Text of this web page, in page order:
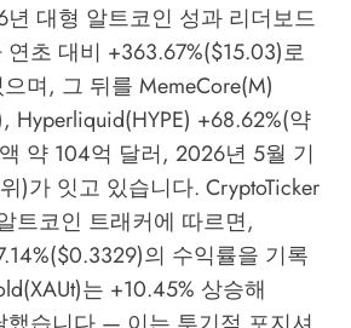
대형 알트코인 성과 리더보드
연초 대비 +363.67%($15.03)로
며, 그 뒤를 MemeCore(M)
Hyperliquid(HYPE) +68.62%(약
약 104억 달러, 2026년 5월 기
)가 잇고 있습니다. CryptoTicker
트코인 트래커에 따르면,
의 수익률을 기록
는 +10.45% 상승해